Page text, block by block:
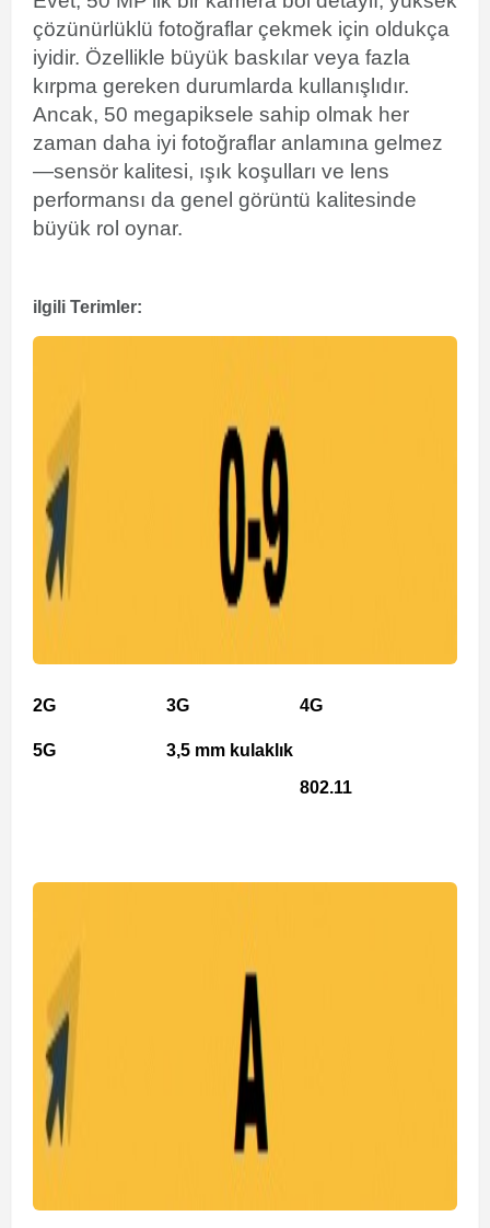
çözünürlüklü fotoğraflar çekmek için oldukça
iyidir. Özellikle büyük baskılar veya fazla
kırpma gereken durumlarda kullanışlıdır.
Ancak, 50 megapiksele sahip olmak her
zaman daha iyi fotoğraflar anlamına gelmez
—sensör kalitesi, ışık koşulları ve lens
performansı da genel görüntü kalitesinde
büyük rol oynar.
ilgili Terimler:
2G 3G 4G
5G
3,5 mm kulaklık
802.11